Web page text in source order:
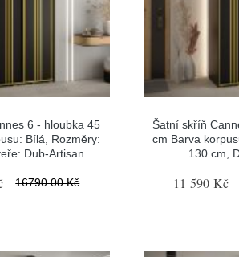
6 - hloubka 45
Bílá, Rozměry:
Dub-Artisan
16790.00 Kč
Šatní skříň
cm Barva
130 cm,
11 590 Kč